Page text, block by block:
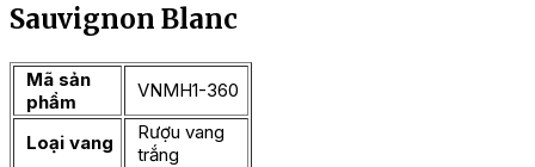
Sauvignon Blanc
Mã sản
phẩm
VNMH1-360
Loại vang
Rượu vang
trắng